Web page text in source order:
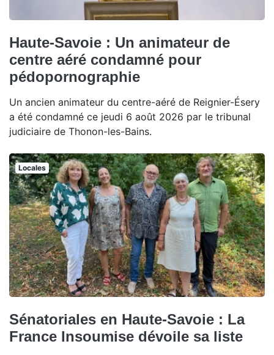
Haute-Savoie : Un animateur de
centre aéré condamné pour
pédopornographie
Un ancien animateur du centre-aéré de Reignier-Ésery
a été condamné ce jeudi 6 août 2026 par le tribunal
judiciaire de Thonon-les-Bains.
Locales
Sénatoriales en Haute-Savoie : La
France Insoumise dévoile sa liste